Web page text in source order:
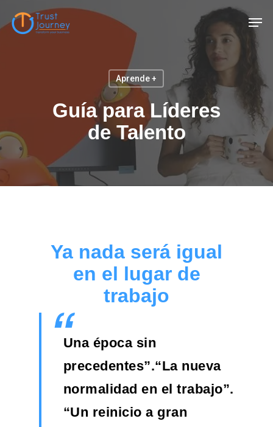
Skip
to
Aprende +
Guía para Líderes
de Talento
Ya nada será igual
en el lugar de
trabajo
Una época sin
precedentes”.“La nueva
normalidad en el trabajo”.
“Un reinicio a gran